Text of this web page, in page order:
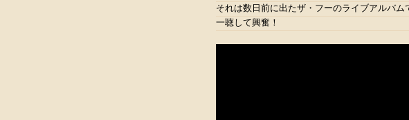
それは数日前に出たザ・フーのライブアルバム
一聴して興奮！